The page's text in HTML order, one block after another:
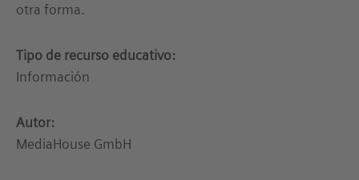
otra forma.
Tipo de recurso educativo:
Información
Autor:
MediaHouse GmbH